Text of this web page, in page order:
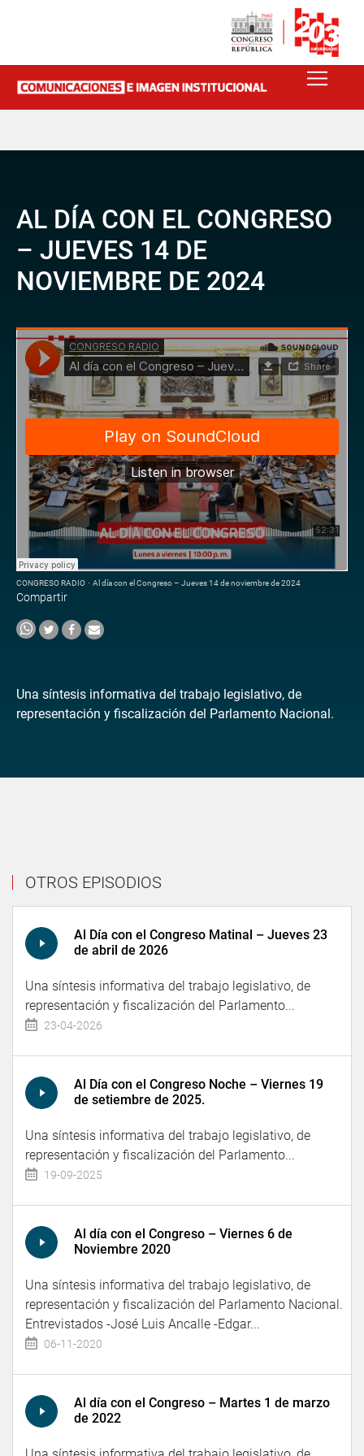
AL DÍA CON EL CONGRESO
– JUEVES 14 DE
NOVIEMBRE DE 2024
CONGRESO RADIO · Al día con el Congreso – Jueves 14 de noviembre de 2024
Compartir
Una síntesis informativa del trabajo legislativo, de
representación y fiscalización del Parlamento Nacional.
OTROS EPISODIOS
Al Día con el Congreso Matinal – Jueves 23
de abril de 2026
Una síntesis informativa del trabajo legislativo, de
representación y fiscalización del Parlamento...
23-04-2026
Al Día con el Congreso Noche – Viernes 19
de setiembre de 2025.
Una síntesis informativa del trabajo legislativo, de
representación y fiscalización del Parlamento...
19-09-2025
Al día con el Congreso – Viernes 6 de
Noviembre 2020
Una síntesis informativa del trabajo legislativo, de
representación y fiscalización del Parlamento Nacional.
Entrevistados -José Luis Ancalle -Edgar...
06-11-2020
Al día con el Congreso – Martes 1 de marzo
de 2022